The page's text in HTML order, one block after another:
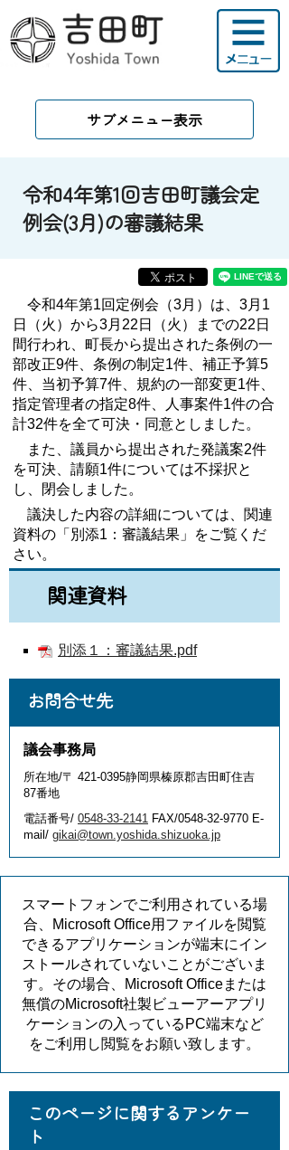
サブメニュー表示
令和4年第1回吉田町議会定
例会(3月)の審議結果
令和4年第1回定例会（3月）は、3月1
日（火）から3月22日（火）までの22日
間行われ、 町長から提出された条例の一
部改正9件、条例の制定1件、補正予算5
件、当初予算7件、規約の一部変更1件、
指定管理者の指定8件、人事案件1件の合
計32件を全て可決・同意としました。
また、議員から提出された発議案2件
を可決、請願1件については不採択と
し、閉会しました。
議決した内容の詳細については、関連
資料の「別添1：審議結果」をご覧くだ
さい。
関連資料
別添１：審議結果.pdf
お問合せ先
議会事務局
所在地/〒 421-0395静岡県榛原郡吉田町住吉
87番地
電話番号/ 0548-33-2141 FAX/0548-32-9770 E-
mail/ gikai@town.yoshida.shizuoka.jp
スマートフォンでご利用されている場
合、Microsoft Office用ファイルを閲覧
できるアプリケーションが端末にイン
ストールされていないことがございま
す。その場合、Microsoft Officeまたは
無償のMicrosoft社製ビューアーアプリ
ケーションの入っているPC端末など
をご利用し閲覧をお願い致します。
このページに関するアンケー
ト